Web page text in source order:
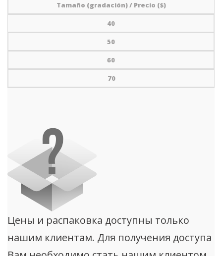
Tamaño (gradación) / Precio ($)
40
50
60
70
Цены и распаковка доступны только
нашим клиентам. Для получения доступа